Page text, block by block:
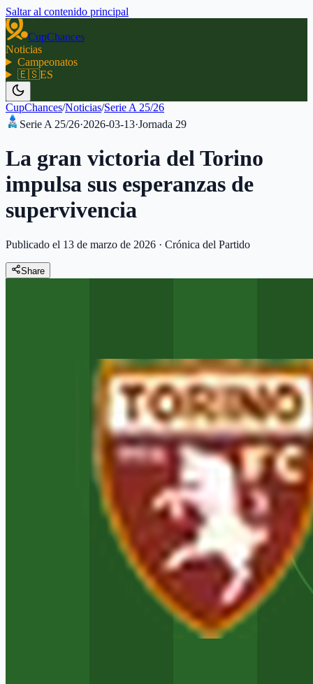
Saltar al contenido principal
CupChances
Noticias
Campeonatos
🇪🇸ES
CupChances/Noticias/Serie A 25/26
Serie A 25/26·2026-03-13·Jornada 29
La gran victoria del Torino
impulsa sus esperanzas de
supervivencia
Publicado el 13 de marzo de 2026 · Crónica del Partido
Share